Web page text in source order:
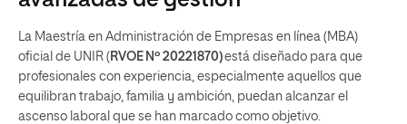
La Maestría en Administración de Empresas en línea (MBA)
oficial de UNIR ( RVOE Nº 20221870)está diseñado para que
profesionales con experiencia, especialmente aquellos que
equilibran trabajo, familia y ambición, puedan alcanzar el
ascenso laboral que se han marcado como objetivo.